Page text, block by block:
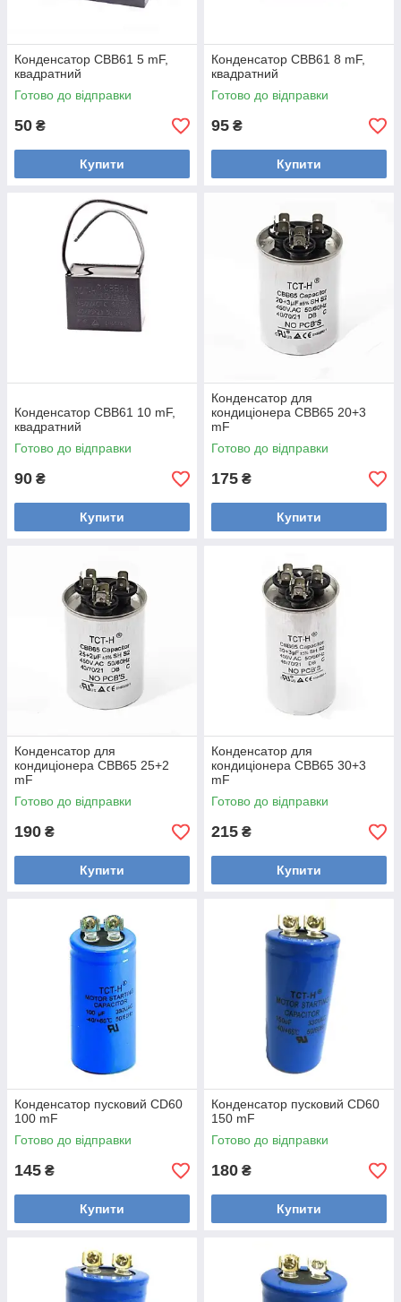
Конденсатор CBB61 5 mF,
квадратний
Готово до відправки
50 ₴
Купити
Конденсатор CBB61 8 mF,
квадратний
Готово до відправки
95 ₴
Купити
Конденсатор CBB61 10 mF,
квадратний
Готово до відправки
90 ₴
Купити
Конденсатор для
кондиціонера CBB65 20+3
mF
Готово до відправки
175 ₴
Купити
Конденсатор для
кондиціонера CBB65 25+2
mF
Готово до відправки
190 ₴
Купити
Конденсатор для
кондиціонера CBB65 30+3
mF
Готово до відправки
215 ₴
Купити
Конденсатор пусковий CD60
100 mF
Готово до відправки
145 ₴
Купити
Конденсатор пусковий CD60
150 mF
Готово до відправки
180 ₴
Купити